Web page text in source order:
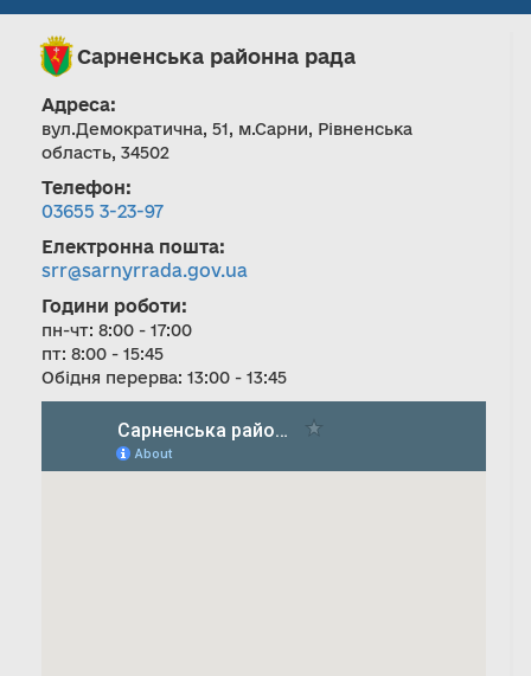
Сарненська районна рада
Адреса:
вул.Демократична, 51, м.Сарни, Рівненська
область, 34502
Телефон:
03655 3-23-97
Електронна пошта:
srr@sarnyrrada.gov.ua
Години роботи:
пн-чт: 8:00 - 17:00
пт: 8:00 - 15:45
Обідня перерва: 13:00 - 13:45